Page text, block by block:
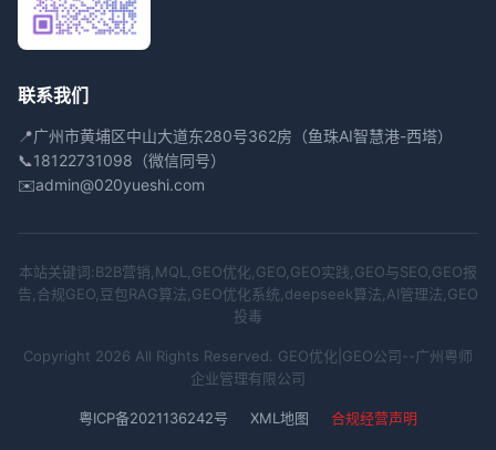
联系我们
📍广州市黄埔区中山大道东280号362房（鱼珠AI智慧港-西塔）
📞18122731098（微信同号）
✉️admin@020yueshi.com
本站关键词:B2B营销,MQL,GEO优化,GEO,GEO实践,GEO与SEO,GEO报
告,合规GEO,豆包RAG算法,GEO优化系统,deepseek算法,AI管理法,GEO
投毒
Copyright 2026 All Rights Reserved. GEO优化|GEO公司--广州粤师
企业管理有限公司
粤ICP备2021136242号 XML地图 合规经营声明